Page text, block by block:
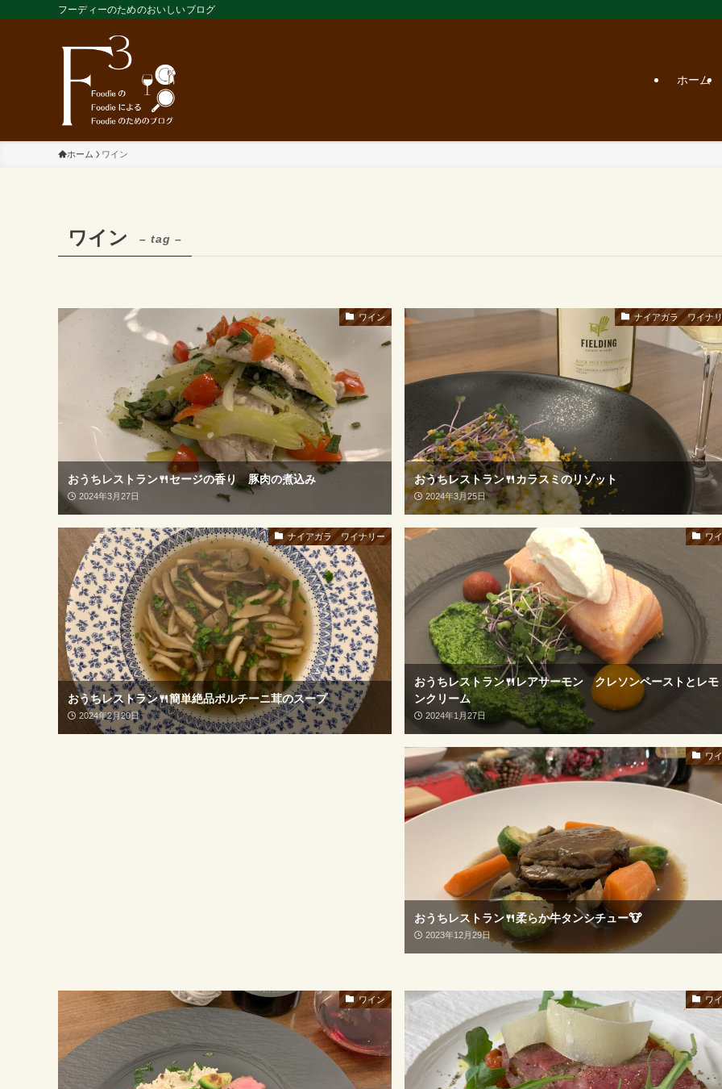
フーディーのためのおいしいブログ
ホーム
ホーム ワイン
ワイン – tag –
ワイン
おうちレストラン🍴セージの香り 豚肉の煮込み
2024年3月27日
ナイアガラ ワイナ
おうちレストラン🍴カラスミのリゾット
2024年3月25日
ナイアガラ ワイナリー
おうちレストラン🍴簡単絶品ポルチーニ茸のスープ
2024年2月20日
ワ
おうちレストラン🍴レアサーモン クレソンペーストとレモ
ンクリーム
2024年1月27日
ワ
おうちレストラン🍴柔らか牛タンシチュー🐮
2023年12月29日
ワイン ワ